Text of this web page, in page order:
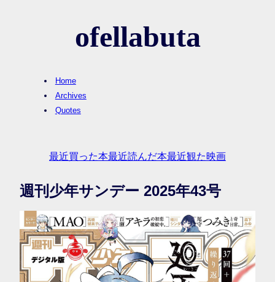
ofellabuta
Home
Archives
Quotes
最近買った本最近読んだ本最近観た映画
週刊少年サンデー 2025年43号